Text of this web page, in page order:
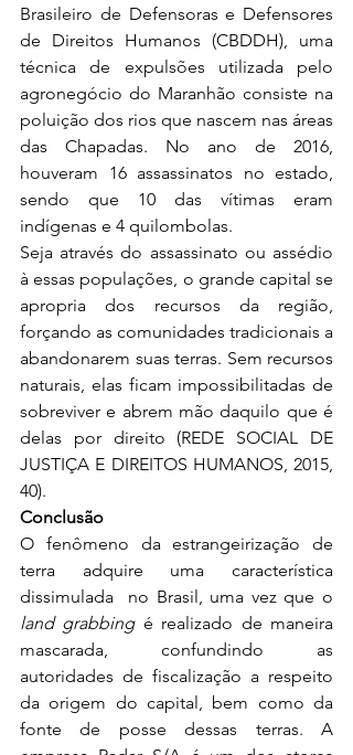
Brasileiro de Defensoras e Defensores
de Direitos Humanos (CBDDH), uma
técnica de expulsões utilizada pelo
agronegócio do Maranhão consiste na
poluição dos rios que nascem nas áreas
das Chapadas. No ano de 2016,
houveram 16 assassinatos no estado,
sendo que 10 das vítimas eram
indígenas e 4 quilombolas.
Seja através do assassinato ou assédio
à essas populações, o grande capital se
apropria dos recursos da região,
forçando as comunidades tradicionais a
abandonarem suas terras. Sem recursos
naturais, elas ficam impossibilitadas de
sobreviver e abrem mão daquilo que é
delas por direito (REDE SOCIAL DE
JUSTIÇA E DIREITOS HUMANOS, 2015,
40).
Conclusão
O fenômeno da estrangeirização de
terra adquire uma característica
land grabbing é realizado de maneira
mascarada, confundindo as
autoridades de fiscalização a respeito
da origem do capital, bem como da
fonte de posse dessas terras. A